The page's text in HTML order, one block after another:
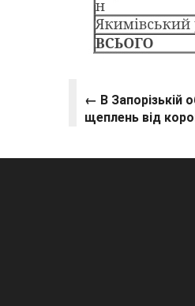
← В Запорізькій
щеплень від